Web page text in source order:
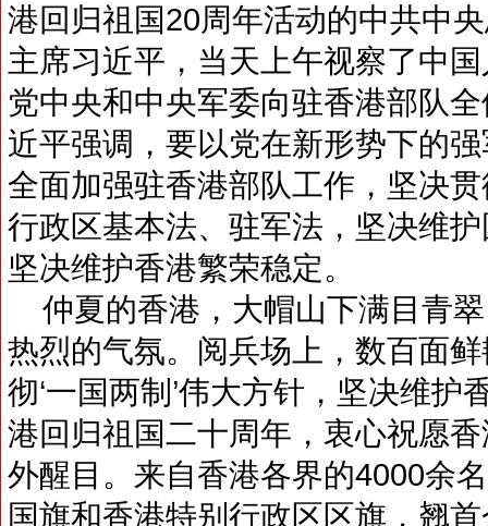
港回归祖国20周年活动的中共中
主席习近平，当天上午视察了中
党中央和中央军委向驻香港部队
近平强调，要以党在新形势下的
全面加强驻香港部队工作，坚决
行政区基本法、驻军法，坚决维
坚决维护香港繁荣稳定。
仲夏的香港，大帽山下满目青
热烈的气氛。阅兵场上，数百面
彻‘一国两制’伟大方针，坚决维护
港回归祖国二十周年，衷心祝愿
外醒目。来自香港各界的4000余
国旗和香港特别行政区区旗，翘